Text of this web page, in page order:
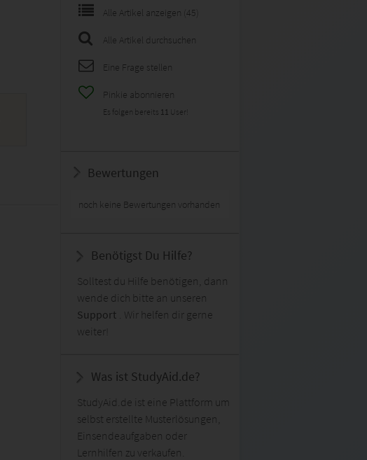
Alle Artikel anzeigen (45)
Alle Artikel durchsuchen
Eine Frage stellen
Pinkie abonnieren
Es folgen bereits 11 User!
Bewertungen
noch keine Bewertungen vorhanden
Benötigst Du Hilfe?
Solltest du Hilfe benötigen, dann
wende dich bitte an unseren
Support . Wir helfen dir gerne
weiter!
Was ist StudyAid.de?
StudyAid.de ist eine Plattform um
selbst erstellte Musterlösungen,
Einsendeaufgaben oder
Lernhilfen zu verkaufen.